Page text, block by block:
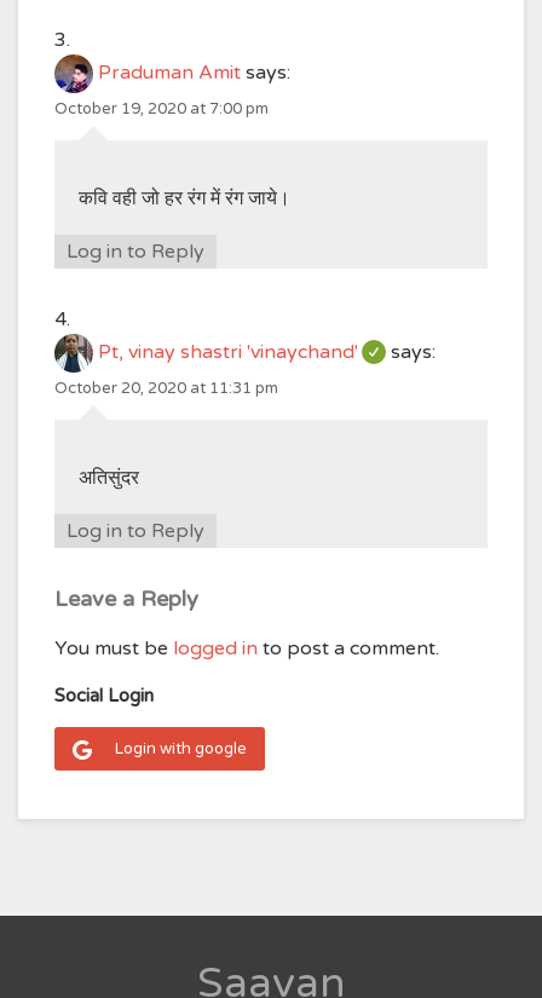
Praduman Amit says:
October 19, 2020 at 7:00 pm
कवि वही जो हर रंग में रंग जाये।
Log in to Reply
Pt, vinay shastri 'vinaychand' says:
October 20, 2020 at 11:31 pm
अतिसुंदर
Log in to Reply
Leave a Reply
You must be logged in to post a comment.
Social Login
Login with google
Saavan